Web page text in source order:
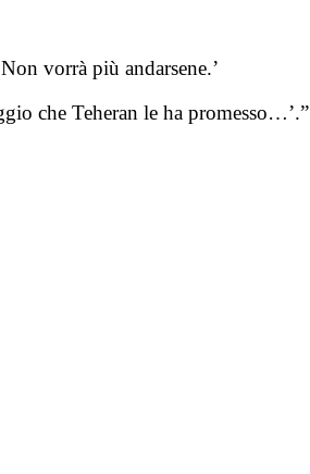
vorrà più andarsene.’
che Teheran le ha promesso…’.”